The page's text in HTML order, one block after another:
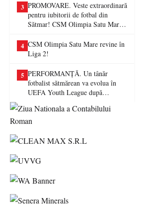
3 PROMOVARE. Veste extraordinară
pentru iubitorii de fotbal din
Sătmar! CSM Olimpia Satu Mare
4 CSM Olimpia Satu Mare revine în
Liga 2!
5 PERFORMANȚĂ. Un tânăr
fotbalist sătmărean va evolua în
UEFA Youth League după